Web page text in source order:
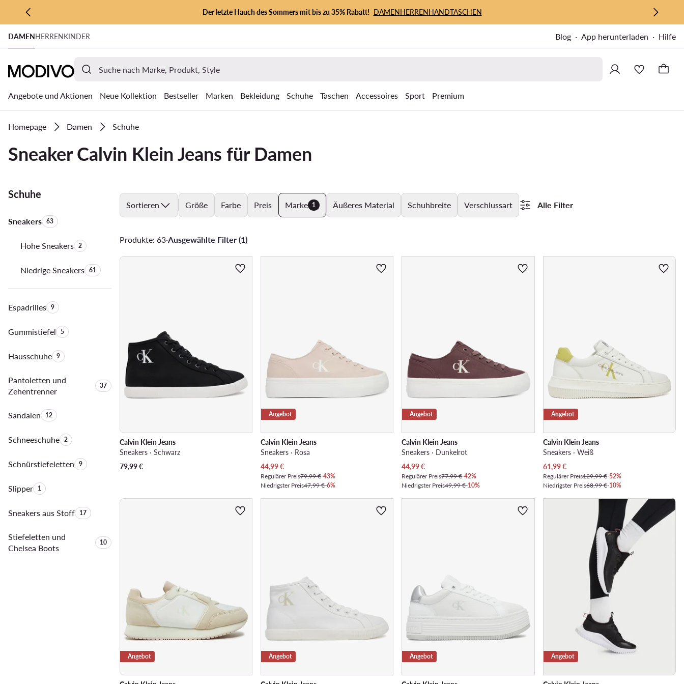
ZUM HAUPTINHALT SPRINGEN
ZUR SUCHE
Der letzte Hauch des Sommers mit bis zu 35% Rabatt! DAMENHERRENHANDTASCHEN
DAMENHERRENKINDER Blog App herunterladen Hilfe
Angebote und Aktionen Neue Kollektion Bestseller Marken Bekleidung Schuhe Taschen Accessoires Sport Premium
Homepage Damen Schuhe
Sneaker Calvin Klein Jeans für Damen
Schuhe
SneakersAnzahl der Produkte:
63
Hohe SneakersAnzahl der Produkte:
2
Niedrige SneakersAnzahl der Produkte:
61
EspadrillesAnzahl der Produkte:
9
GummistiefelAnzahl der Produkte:
5
HausschuheAnzahl der Produkte:
9
Pantoletten und
Zehentrenner
Anzahl der Produkte:
37
SandalenAnzahl der Produkte:
12
SchneeschuheAnzahl der Produkte:
2
SchnürstiefelettenAnzahl der Produkte:
9
SlipperAnzahl der Produkte:
1
Sneakers aus StoffAnzahl der Produkte:
17
Stiefeletten und
Chelsea Boots
Anzahl der Produkte:
10
Sortieren Größe Farbe Preis Marke 1 Äußeres Material Schuhbreite Verschlussart Alle Filter
Produkte: 63·Ausgewählte Filter (1)
Calvin Klein Jeans
Sneakers · Schwarz
79,99€
Angebot
Calvin Klein Jeans
Sneakers · Rosa
Aktueller Preis
44,99€
Regulärer Preis79,99 €-43%
Niedrigster Preis47,99 €-6%
Angebot
Calvin Klein Jeans
Sneakers · Dunkelrot
Aktueller Preis
44,99€
Regulärer Preis77,99 €-42%
Niedrigster Preis49,99 €-10%
Angebot
Calvin Klein Jeans
Sneakers · Weiß
Aktueller Preis
61,99€
Regulärer Preis129,99 €-52%
Niedrigster Preis68,99 €-10%
Angebot Angebot Angebot Angebot